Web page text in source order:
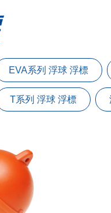
EVA系列 浮球 浮標
T系列 浮球 浮標